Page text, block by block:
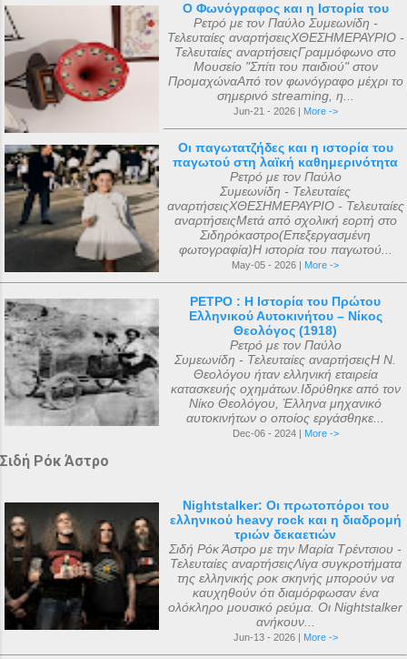
Ο Φωνόγραφος και η Ιστορία του
Ρετρό με τον Παύλο Συμεωνίδη -
Τελευταίες αναρτήσειςΧΘΕΣΗΜΕΡΑΥΡΙΟ -
Τελευταίες αναρτήσειςΓραμμόφωνο στο
Μουσείο "Σπίτι του παιδιού" στον
ΠρομαχώναΑπό τον φωνόγραφο μέχρι το
σημερινό streaming, η...
Jun-21 - 2026 | More ->
Οι παγωτατζήδες και η ιστορία του
παγωτού στη λαϊκή καθημερινότητα
Ρετρό με τον Παύλο
Συμεωνίδη - Τελευταίες
αναρτήσειςΧΘΕΣΗΜΕΡΑΥΡΙΟ - Τελευταίες
αναρτήσειςΜετά από σχολική εορτή στο
Σιδηρόκαστρο(Επεξεργασμένη
φωτογραφία)Η ιστορία του παγωτού...
May-05 - 2026 | More ->
ΡΕΤΡΟ : Η Ιστορία του Πρώτου
Ελληνικού Αυτοκινήτου – Νίκος
Θεολόγος (1918)
Ρετρό με τον Παύλο
Συμεωνίδη - Τελευταίες αναρτήσειςΗ Ν.
Θεολόγου ήταν ελληνική εταιρεία
κατασκευής οχημάτων.Ιδρύθηκε από τον
Νίκο Θεολόγου, Έλληνα μηχανικό
αυτοκινήτων ο οποίος εργάσθηκε...
Dec-06 - 2024 | More ->
Σιδή Ρόκ Άστρο
Nightstalker: Οι πρωτοπόροι του
ελληνικού heavy rock και η διαδρομή
τριών δεκαετιών
Σιδή Ρόκ Άστρο με την Μαρία Τρέντσιου -
Τελευταίες αναρτήσειςΛίγα συγκροτήματα
της ελληνικής ροκ σκηνής μπορούν να
καυχηθούν ότι διαμόρφωσαν ένα
ολόκληρο μουσικό ρεύμα. Οι Nightstalker
ανήκουν...
Jun-13 - 2026 | More ->